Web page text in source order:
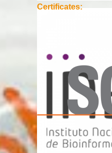
Certificates: